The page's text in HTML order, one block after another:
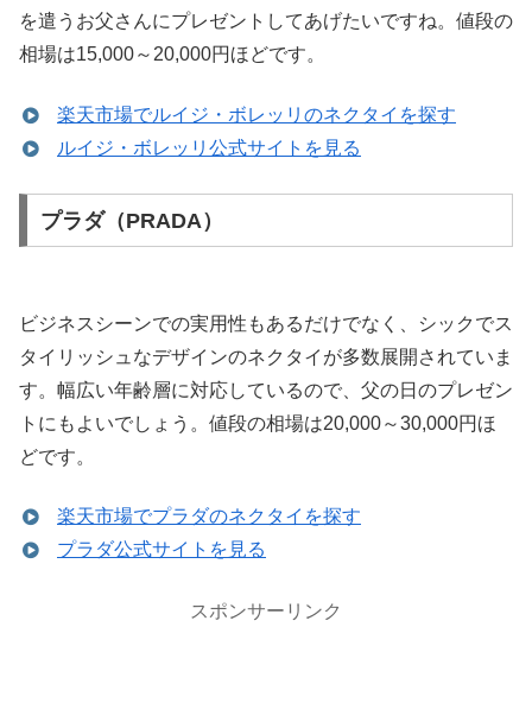
を遣うお父さんにプレゼントしてあげたいですね。値段の
相場は15,000～20,000円ほどです。
楽天市場でルイジ・ボレッリのネクタイを探す
ルイジ・ボレッリ公式サイトを見る
プラダ（PRADA）
ビジネスシーンでの実用性もあるだけでなく、シックでス
タイリッシュなデザインのネクタイが多数展開されていま
す。幅広い年齢層に対応しているので、父の日のプレゼン
トにもよいでしょう。値段の相場は20,000～30,000円ほ
どです。
楽天市場でプラダのネクタイを探す
プラダ公式サイトを見る
スポンサーリンク